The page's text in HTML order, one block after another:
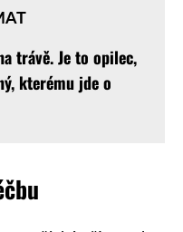
trávě. Je to opilec,
kterému jde o